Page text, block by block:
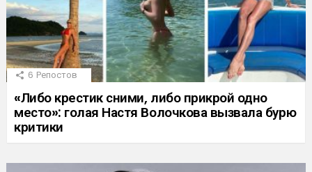
6 Репостов
«Либо крестик сними, либо прикрой одно
место»: голая Настя Волочкова вызвала бурю
критики